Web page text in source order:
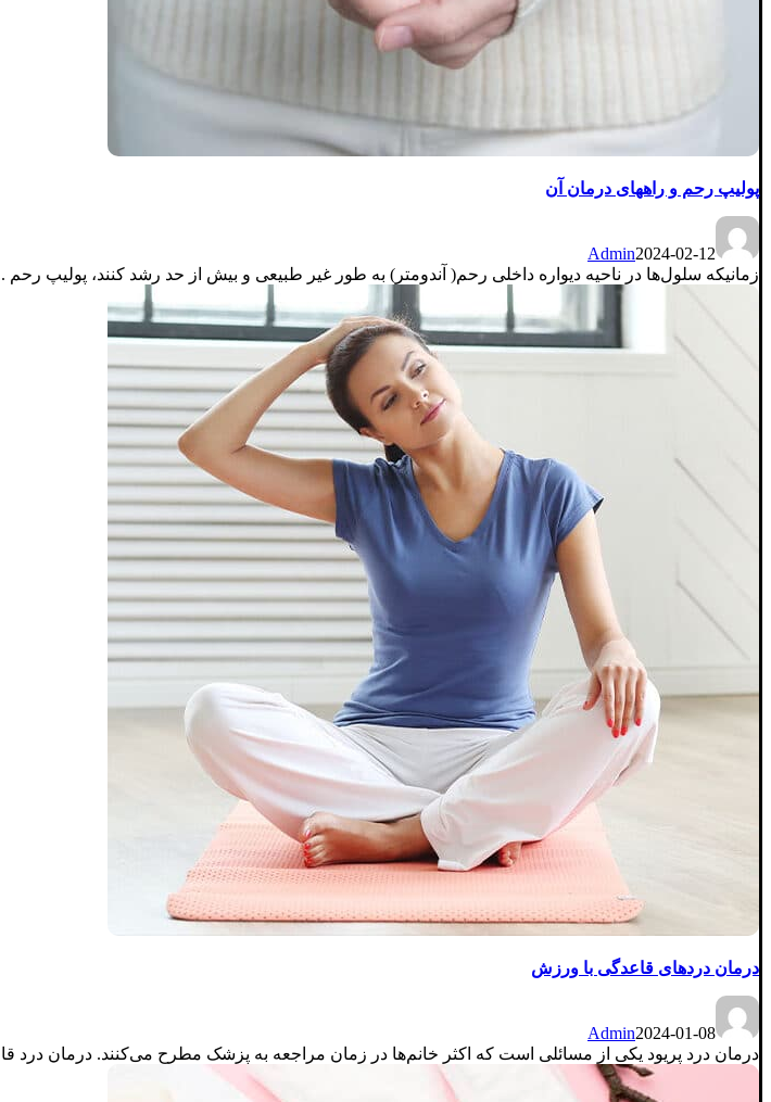
پولیپ رحم و راههای درمان آن
Admin2024-02-12
زمانیکه سلول‌ها در ناحیه دیواره داخلی رحم( آندومتر) به طور غیر طبیعی و بیش از حد رشد کنند، پولیپ رحم
درمان دردهای قاعدگی با ورزش
Admin2024-01-08
درمان درد پریود یکی از مسائلی است که اکثر خانم‌ها در زمان مراجعه به پزشک مطرح می‌کنند. درمان درد